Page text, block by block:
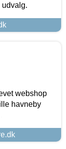
udvalg.
webshop
havneby